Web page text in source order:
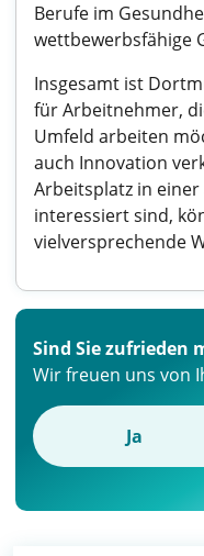
Berufe im
wettbewerbsfähige
Insgesamt ist
für Arbeitnehmer,
Umfeld arbeiten
auch Innovation
Arbeitsplatz in
interessiert sind,
vielversprechende
Sind Sie zufrieden
Wir freuen uns von
Ja